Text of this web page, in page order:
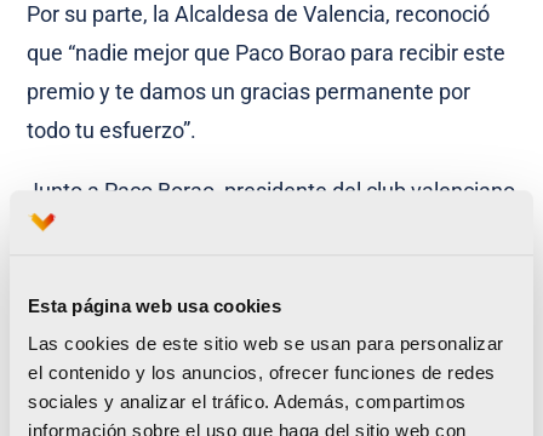
Esta página web usa cookies
Las cookies de este sitio web se usan para personalizar
el contenido y los anuncios, ofrecer funciones de redes
sociales y analizar el tráfico. Además, compartimos
información sobre el uso que haga del sitio web con
Por su parte, la Alcaldesa de Valencia, reconoció
que “nadie mejor que Paco Borao para recibir este
premio y te damos un gracias permanente por
todo tu esfuerzo”.
Junto a Paco Borao, presidente del club valenciano
desde 2006, han sido galardonados por diferentes
ciudad de Valencia 2023 otros protagonistas del
deporte como Elisa Aguilar, Pablo Andújar, el
Valencia Basket femenino o el Mundial de
Gimnasia de Valencia.